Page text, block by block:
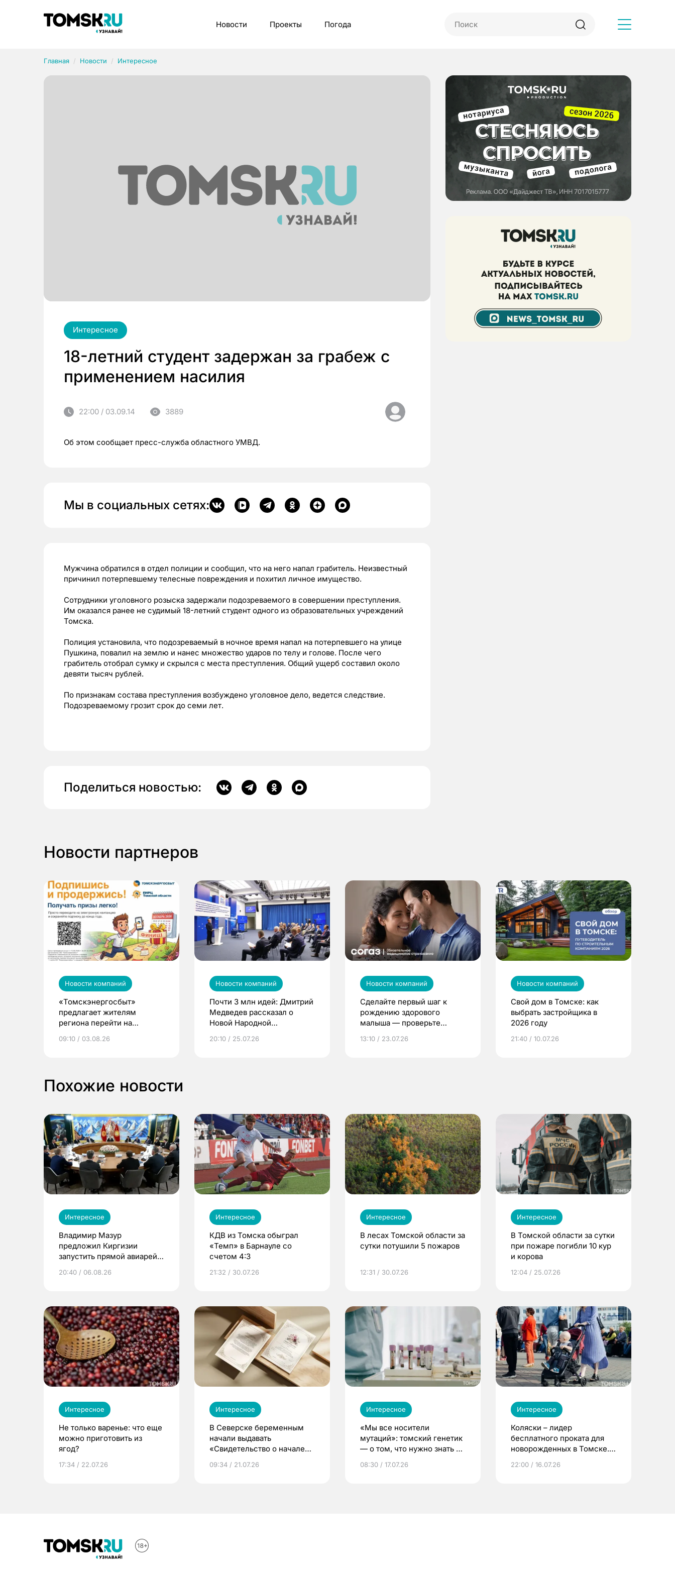
Новости Проекты Погода
Главная Новости Интересное
Интересное
18-летний студент задержан за грабеж с
применением насилия
22:00 / 03.09.14 3889
Об этом сообщает пресс-служба областного УМВД.
Мы в социальных сетях:
Мужчина обратился в отдел полиции и сообщил, что на него напал грабитель. Неизвестный
причинил потерпевшему телесные повреждения и похитил личное имущество.
Сотрудники уголовного розыска задержали подозреваемого в совершении преступления.
Им оказался ранее не судимый 18-летний студент одного из образовательных учреждений
Томска.
Полиция установила, что подозреваемый в ночное время напал на потерпевшего на улице
Пушкина, повалил на землю и нанес множество ударов по телу и голове. После чего
грабитель отобрал сумку и скрылся с места преступления. Общий ущерб составил около
девяти тысяч рублей.
По признакам состава преступления возбуждено уголовное дело, ведется следствие.
Подозреваемому грозит срок до семи лет.
Поделиться новостью:
Новости партнеров
Новости компаний
«Томскэнергосбыт»
предлагает жителям
региона перейти на
выиграть призы
09:10 / 03.08.26
Новости компаний
Почти 3 млн идей: Дмитрий
Медведев рассказал о
Новой Народной
20:10 / 25.07.26
Новости компаний
Сделайте первый шаг к
рождению здорового
малыша — проверьте
по ОМС!
13:10 / 23.07.26
Новости компаний
Свой дом в Томске: как
выбрать застройщика в
2026 году
21:40 / 10.07.26
Похожие новости
Интересное
Владимир Мазур
предложил Киргизии
запустить прямой авиарейс
20:40 / 06.08.26
Интересное
КДВ из Томска обыграл
«Темп» в Барнауле со
счетом 4:3
21:32 / 30.07.26
Интересное
В лесах Томской области за
сутки потушили 5 пожаров
12:31 / 30.07.26
Интересное
В Томской области за сутки
при пожаре погибли 10 кур
и корова
12:04 / 25.07.26
Интересное
Не только варенье: что еще
можно приготовить из
ягод?
17:34 / 22.07.26
Интересное
В Северске беременным
начали выдавать
«Свидетельство о начале
09:34 / 21.07.26
Интересное
«Мы все носители
мутаций»: томский генетик
— о том, что нужно знать до
08:30 / 17.07.26
Интересное
Коляски – лидер
бесплатного проката для
новорожденных в Томске.
22:00 / 16.07.26
Рубрики